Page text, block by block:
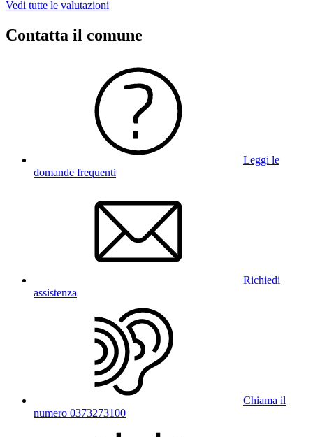
Vedi tutte le valutazioni
Contatta il comune
Leggi le
domande frequenti
Richiedi
assistenza
Chiama il
numero 0373273100